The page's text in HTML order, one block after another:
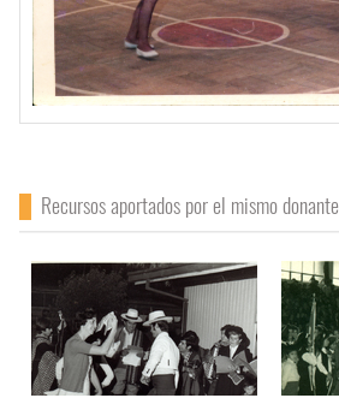
Recursos aportados por el mismo donante